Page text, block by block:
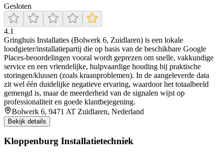
Gesloten
4.1
Gringhuis Installaties (Bolwerk 6, Zuidlaren) is een lokale
loodgieter/installatiepartij die op basis van de beschikbare Google
Places-beoordelingen vooral wordt geprezen om snelle, vakkundige
service en een vriendelijke, hulpvaardige houding bij praktische
storingen/klussen (zoals kraanproblemen). In de aangeleverde data
zit wel één duidelijke negatieve ervaring, waardoor het totaalbeeld
gemengd is, maar de meerderheid van de signalen wijst op
professionaliteit en goede klantbejegening.
Bolwerk 6, 9471 AT Zuidlaren, Nederland
Bekijk details
Kloppenburg Installatietechniek